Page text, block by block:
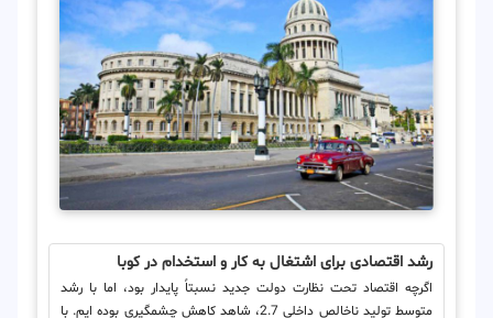
رشد اقتصادی برای اشتغال به کار و استخدام در کوبا
اگرچه اقتصاد تحت نظارت دولت جدید نسبتاً پایدار بود، اما با رشد
متوسط ​​تولید ناخالص داخلی 2.7، شاهد کاهش چشمگیری بوده ایم. با